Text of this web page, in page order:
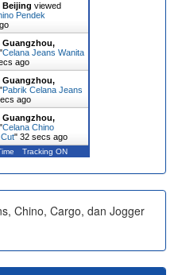
Beijing viewed
Pendek
Guangzhou,
Celana Jeans Wanita
ago
Guangzhou,
Pabrik Celana Jeans
ago
Guangzhou,
Celana Chino
" 32 secs ago
Tracking ON